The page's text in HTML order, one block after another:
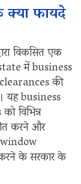
फायदे
विकसित एक
में business
की
यह business
विभिन्न
करने और
के सरकार के